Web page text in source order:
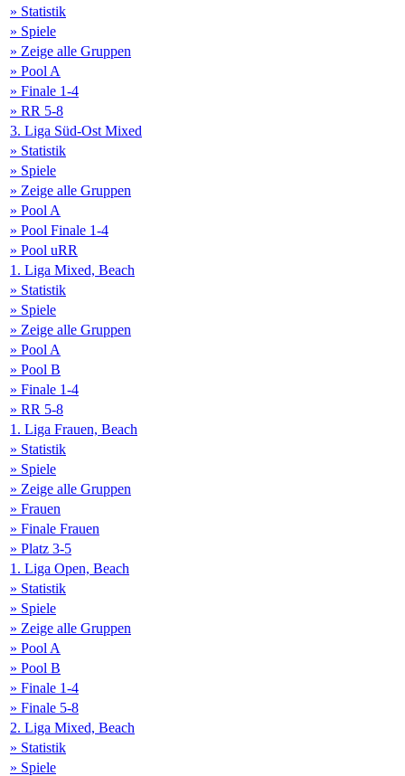
» Statistik
» Spiele
» Zeige alle Gruppen
» Pool A
» Finale 1-4
» RR 5-8
3. Liga Süd-Ost Mixed
» Statistik
» Spiele
» Zeige alle Gruppen
» Pool A
» Pool Finale 1-4
» Pool uRR
1. Liga Mixed, Beach
» Statistik
» Spiele
» Zeige alle Gruppen
» Pool A
» Pool B
» Finale 1-4
» RR 5-8
1. Liga Frauen, Beach
» Statistik
» Spiele
» Zeige alle Gruppen
» Frauen
» Finale Frauen
» Platz 3-5
1. Liga Open, Beach
» Statistik
» Spiele
» Zeige alle Gruppen
» Pool A
» Pool B
» Finale 1-4
» Finale 5-8
2. Liga Mixed, Beach
» Statistik
» Spiele